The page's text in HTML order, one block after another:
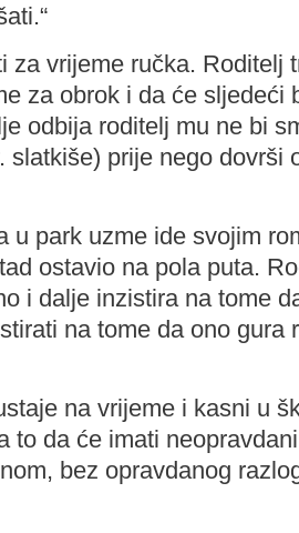
za vrijeme ručka. Roditelj
za obrok i da će sljedeći
odbija roditelj mu ne bi
slatkiše) prije nego dovrši
u park uzme ide svojim
ostavio na pola puta.
i dalje inzistira na tome
na tome da ono gura
na vrijeme i kasni u
to da će imati
bez opravdanog